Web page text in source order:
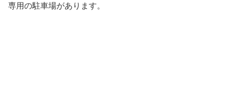
専用の駐車場があります。